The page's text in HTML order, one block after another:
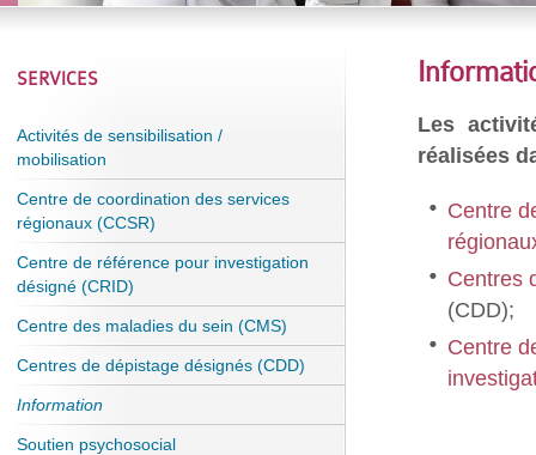
Les
réalisées
Centre
Centres
(CDD);
Centre
SERVICES
Activités de sensibilisation /
mobilisation
Centre de coordination des services
régionaux (CCSR)
Centre de référence pour investigation
désigné (CRID)
Centre des maladies du sein (CMS)
Centres de dépistage désignés (CDD)
Information
Soutien psychosocial